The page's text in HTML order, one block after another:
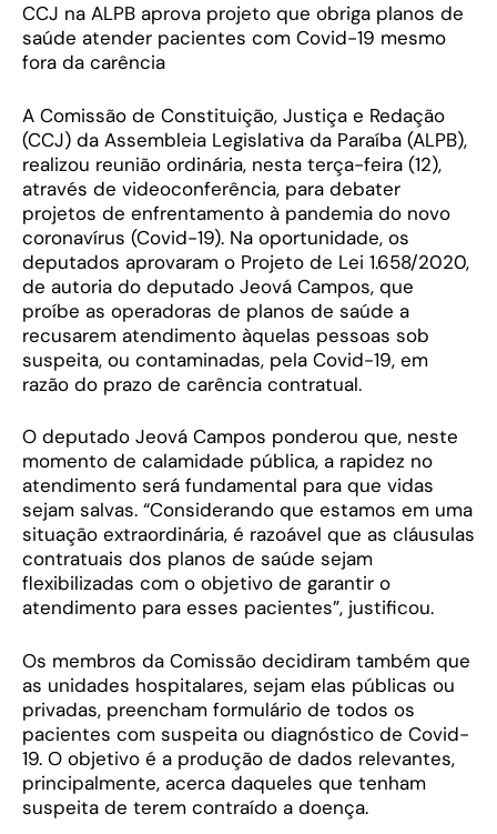
CCJ na ALPB aprova projeto que obriga planos de
saúde atender pacientes com Covid-19 mesmo
fora da carência
A Comissão de Constituição, Justiça e Redação
(CCJ) da Assembleia Legislativa da Paraíba (ALPB),
realizou reunião ordinária, nesta terça-feira (12),
através de videoconferência, para debater
projetos de enfrentamento à pandemia do novo
coronavírus (Covid-19). Na oportunidade, os
deputados aprovaram o Projeto de Lei 1.658/2020,
de autoria do deputado Jeová Campos, que
proíbe as operadoras de planos de saúde a
recusarem atendimento àquelas pessoas sob
suspeita, ou contaminadas, pela Covid-19, em
razão do prazo de carência contratual.
O deputado Jeová Campos ponderou que, neste
momento de calamidade pública, a rapidez no
atendimento será fundamental para que vidas
sejam salvas. “Considerando que estamos em uma
situação extraordinária, é razoável que as cláusulas
contratuais dos planos de saúde sejam
flexibilizadas com o objetivo de garantir o
atendimento para esses pacientes”, justificou.
Os membros da Comissão decidiram também que
as unidades hospitalares, sejam elas públicas ou
privadas, preencham formulário de todos os
pacientes com suspeita ou diagnóstico de Covid-
19. O objetivo é a produção de dados relevantes,
principalmente, acerca daqueles que tenham
suspeita de terem contraído a doença.